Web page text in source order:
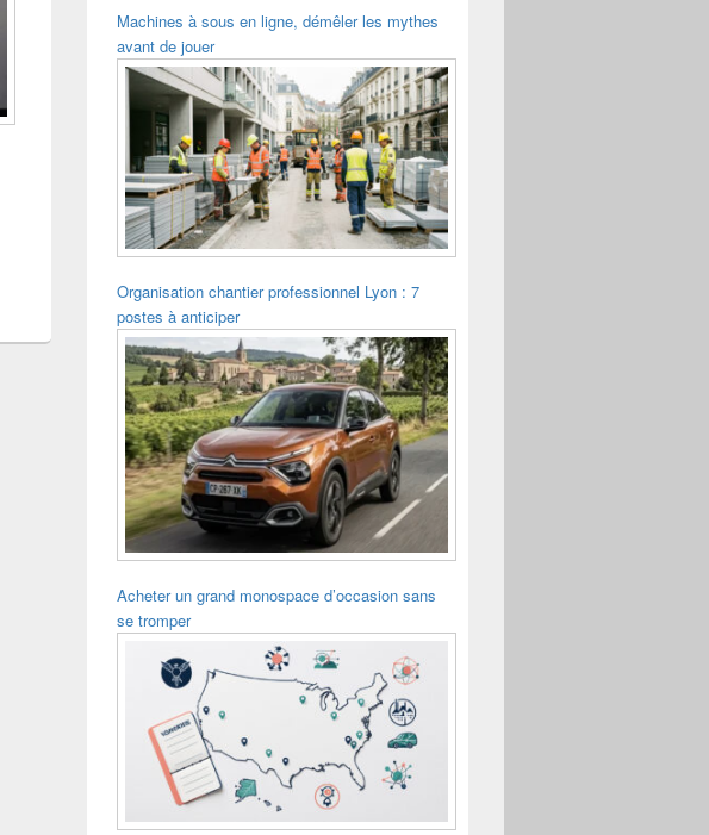
Machines à sous en ligne, démêler les mythes
avant de jouer
Organisation chantier professionnel Lyon : 7
postes à anticiper
Acheter un grand monospace d’occasion sans
se tromper